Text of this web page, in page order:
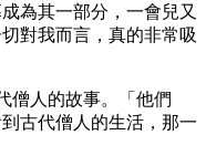
為其一部分，一會兒又
對我而言，真的非常吸
僧人的故事。「他們
古代僧人的生活，那一